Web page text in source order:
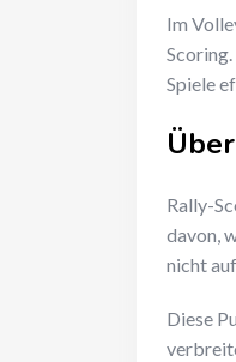
Im
Spiele
Rally-
davon,
nicht
Diese